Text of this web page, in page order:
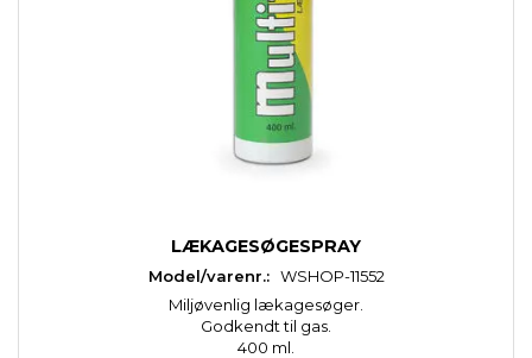
LÆKAGESØGESPRAY
Model/varenr.: WSHOP-11552
Miljøvenlig lækagesøger.
Godkendt til gas.
400 ml.